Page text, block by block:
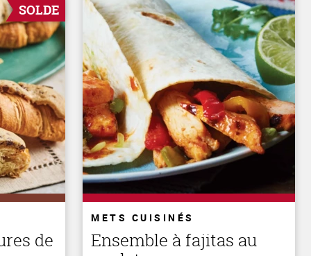
SOLDE
de
METS CUISINÉS
Ensemble à fajitas au